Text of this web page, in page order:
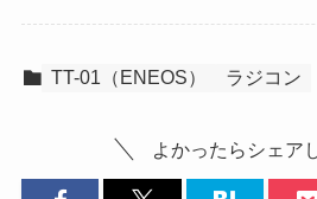
TT-01（ENEOS） ラジコン
よかったらシェア